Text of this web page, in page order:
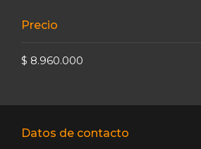
Precio
$ 8.960.000
Datos de contacto